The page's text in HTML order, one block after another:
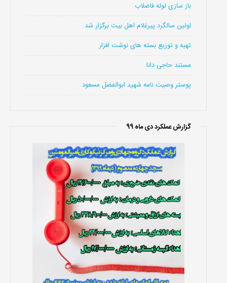
باز سازی لوله فاضلاب
اولین سالگرد پیرغلام اهل بیت برگزار شد
تهیه و توزیع بسته های نوشت افزار
مستند حاجی دانا
پوستر وصیت نامه شهید ابوالفضل مسعود
گزارش عملکرد دی ماه 99